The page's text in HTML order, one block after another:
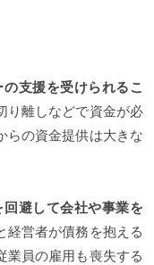
支援を受けられるこ
り離しなどで資金が必
らの資金提供は大きな
避して会社や事業を
経営者が債務を抱える
業員の雇用も喪失する